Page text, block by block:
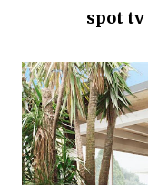
spot tv